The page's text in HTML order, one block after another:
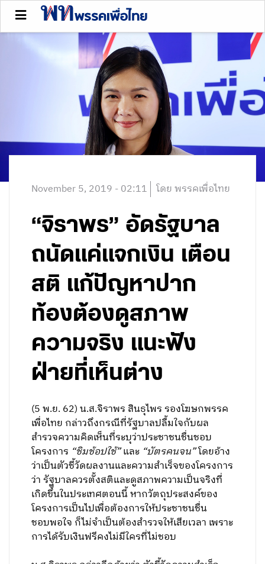
November 5, 2019 - 02:11 โดย พรรคเพื่อไทย
“จิราพร” อัดรัฐบาล
ถนัดแค่แจกเงิน เตือน
สติ แก้ปัญหาปาก
ท้องต้องดูสภาพ
ความจริง แนะฟัง
ฝ่ายที่เห็นต่าง
(5 พ.ย. 62) น.ส.จิราพร สินธุไพร รองโฆษกพรรค
เพื่อไทย กล่าวถึงกรณีที่รัฐบาลปลื้มใจกับผล
สำรวจความคิดเห็นที่ระบุว่าประชาชนชื่นชอบ
โครงการ “ชิมช้อปใช้”และ “บัตรคนจน”โดยอ้าง
ว่าเป็นตัวชี้วัดผลงานและความสำเร็จของโครงการ
ว่า รัฐบาลควรตั้งสติและดูสภาพความเป็นจริงที่
เกิดขึ้นในประเทศตอนนี้ หากวัตถุประสงค์ของ
โครงการเป็นไปเพื่อต้องการให้ประชาชนชื่น
ชอบพอใจ ก็ไม่จำเป็นต้องสำรวจให้เสียเวลา เพราะ
การได้รับเงินฟรีคงไม่มีใครที่ไม่ชอบ